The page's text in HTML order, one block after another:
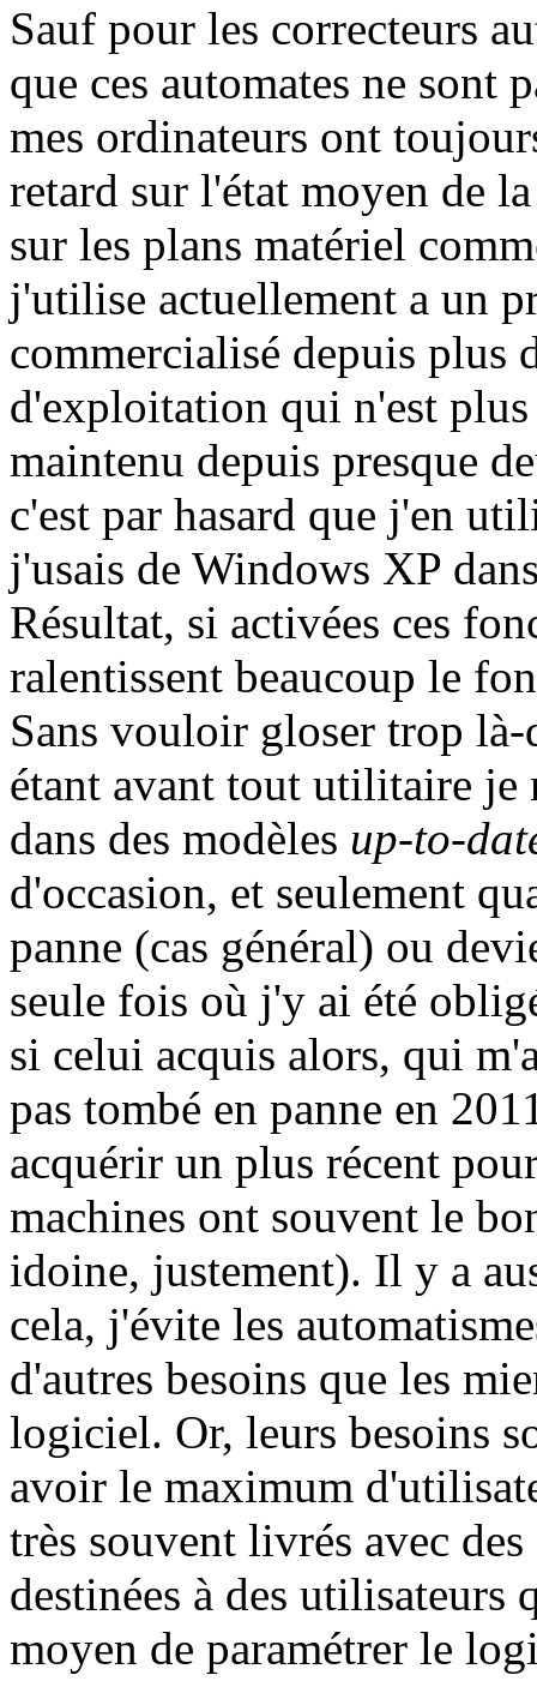
Sauf pour les correcteurs
que ces automates ne sont
mes ordinateurs ont
retard sur l'état moyen de
sur les plans matériel
j'utilise actuellement a un
commercialisé depuis plus
d'exploitation qui n'est
maintenu depuis presque
c'est par hasard que j'en
j'usais de Windows XP
Résultat, si activées ces
ralentissent beaucoup le
Sans vouloir gloser trop là-
étant avant tout utilitaire je
dans des modèles up-to-
d'occasion, et seulement
panne (cas général) ou
seule fois où j'y ai été
si celui acquis alors, qui
pas tombé en panne en
acquérir un plus récent
machines ont souvent le
idoine, justement). Il y a
cela, j'évite les
d'autres besoins que les
logiciel. Or, leurs besoins
avoir le maximum
très souvent livrés avec
destinées à des
moyen de paramétrer le